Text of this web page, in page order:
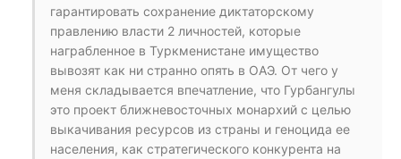
гарантировать сохранение диктаторскому
правлению власти 2 личностей, которые
награбленное в Туркменистане имущество
вывозят как ни странно опять в ОАЭ. От чего у
меня складывается впечатление, что Гурбангулы
это проект ближневосточных монархий с целью
выкачивания ресурсов из страны и геноцида ее
населения, как стратегического конкурента на